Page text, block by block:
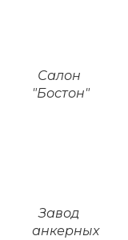
Салон
"Бостон"
Завод
анкерных